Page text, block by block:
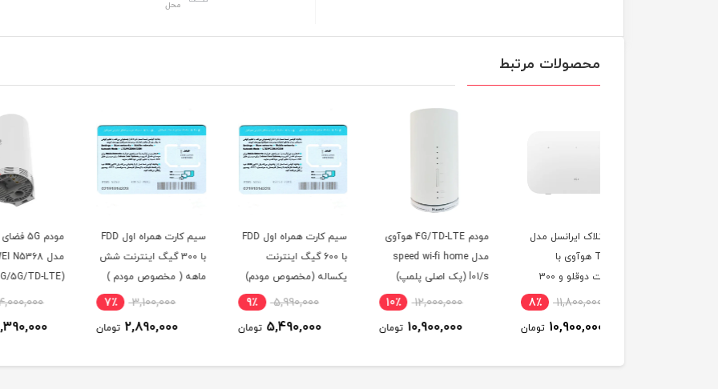
محل
محصولات مرتبط
مودم 4G/TD-LTE هوآوی
مدل speed wi-fi home
l01/s (پک اصلی پلمپ)
12,000,000
10,900,000
سیم کارت همراه اول FDD
با 600 گیگ اینترنت
یکساله (مخصوص مودم)
5,990,000
5,490,000
سیم کارت همراه اول FDD
با 300 گیگ اینترنت شش
ماهه ( مخصوص مودم )
3,100,000
2,890,000
مودم 5G فضای باز هوآوی
مدل HUAWEI N5368
MAX (4G/5G/TD-LTE)
34,000,000
33,390,000
همراه اول